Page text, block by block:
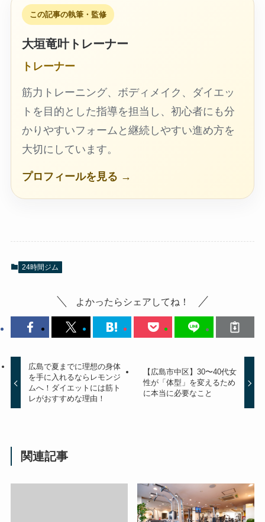
この記事の執筆・監修
大垣竜叶トレーナー
トレーナー
筋力トレーニング、ボディメイク、ダイエッ
トを目的とした指導を担当し、初心者にも分
かりやすいフォームと継続しやすい進め方を
大切にしています。
プロフィールを見る →
24時間ジム
よかったらシェアしてね！
広島で夏までに理想の身体
を手に入れるならレモンジ
ムへ！ダイエットには筋ト
レがおすすめな理由！
【広島市中区】30〜40代女
性が「体型」を変えるため
に本当に必要なこと
関連記事